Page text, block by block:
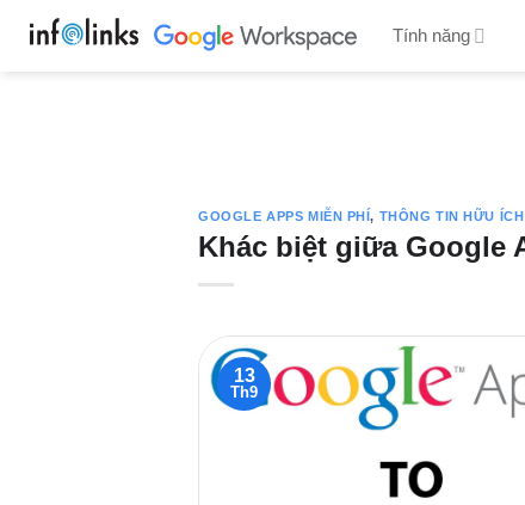
qua
Tính năng
GOOGLE APPS MIỄN PHÍ, THÔNG TIN HỮU ÍCH
Khác biệt giữa Google
13
Th9